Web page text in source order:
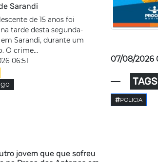
Sarandi
de 15 anos foi
tarde desta segunda-
em Sarandi, durante um
O crime...
06:51
jovem que que sofreu
07/08/2026
POLICIA